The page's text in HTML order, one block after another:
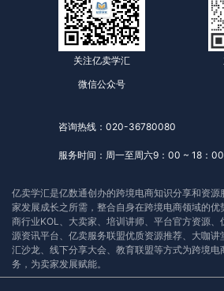
关注亿卖学汇
微信公众号
咨询热线：020-36780080
服务时间：周一至周六9：00 ~ 18：00
亿卖学汇是亿数通创办的跨境电商知识分享和资
家发展成长之所需，整合自身在跨境电商领域的
商行业KOL、大卖家、培训讲师、平台官方资源、
源资讯平台、亿卖服务联盟优质资源推荐、大咖
汇沙龙、线下分享大会、教育联盟等方式为跨境电
务，为卖家发展赋能。